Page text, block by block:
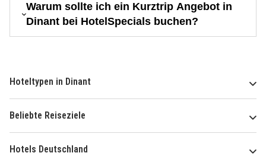
Warum sollte ich ein Kurztrip Angebot in
Dinant bei HotelSpecials buchen?
Hoteltypen in Dinant
Beliebte Reiseziele
Hotels Deutschland